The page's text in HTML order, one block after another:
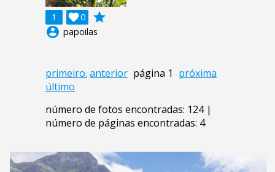
1 0

grade
account_circle papoilas
primeiro. anterior página 1 próxima
último
número de fotos encontradas: 124 |
número de páginas encontradas: 4